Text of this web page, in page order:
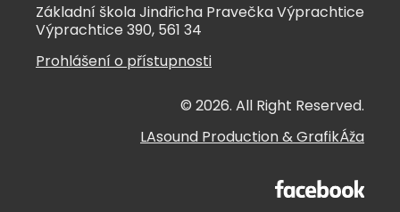
Základní škola Jindřicha Pravečka Výprachtice
Výprachtice 390, 561 34
Prohlášení o přístupnosti
© 2026. All Right Reserved.
LAsound Production&GrafikÁža